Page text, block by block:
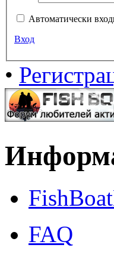
Автоматически
Вход
•
FAQ